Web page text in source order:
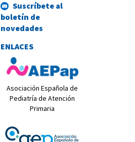
Suscríbete al
boletín de
novedades
ENLACES
Asociación Española de
Pediatría de Atención
Primaria